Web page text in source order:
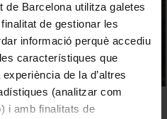
de Barcelona utilitza galetes
de gestionar les
informació perquè accediu
característiques que
de la d’altres
(analitzar com
i amb finalitats deInterview with